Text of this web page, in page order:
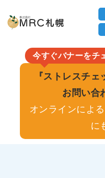
今すぐバナーをチ
『ストレスチェ
お問い合
オンラインによ
に